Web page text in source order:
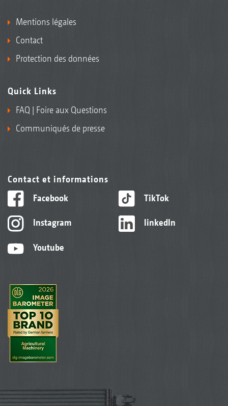
Mentions légales
Contact
Protection des données
Quick Links
FAQ | Foire aux Questions
Communiqués de presse
Contact et informations
Facebook
Instagram
Youtube
TikTok
linkedIn